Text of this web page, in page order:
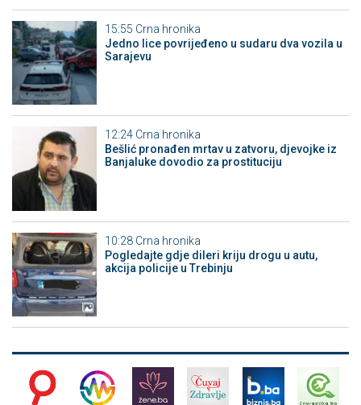
15:55 Crna hronika
Јedno lice povrijeđeno u sudaru dva vozila u
Sarajevu
12:24 Crna hronika
Bešlić pronađen mrtav u zatvoru, djevojke iz
Banjaluke dovodio za prostituciju
10:28 Crna hronika
Pogledajte gdje dileri kriju drogu u autu,
akcija policije u Trebinju